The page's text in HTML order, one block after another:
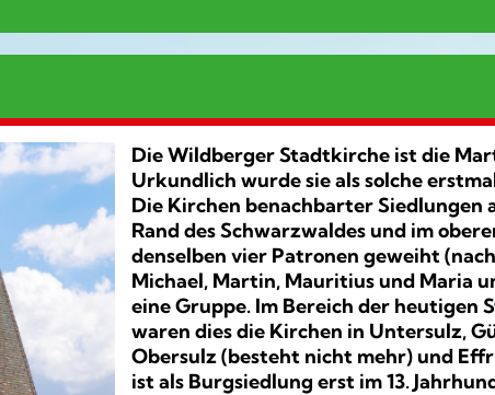
Die Wildberger Stadtkirche ist die
Urkundlich wurde sie als solche
Die Kirchen benachbarter Siedlungen
Rand des Schwarzwaldes und im
denselben vier Patronen geweiht
Michael, Martin, Mauritius und Maria
eine Gruppe. Im Bereich der heutigen
waren dies die Kirchen in Untersulz,
Obersulz (besteht nicht mehr) und
ist als Burgsiedlung erst im 13.